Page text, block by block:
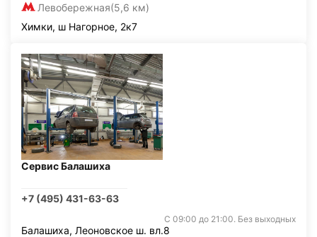
Левобережная(5,6 км)
Химки, ш Нагорное, 2к7
Сервис Балашиха
+7 (495) 431-63-63
С 09:00 до 21:00. Без выходных
Балашиха, Леоновское ш. вл.8